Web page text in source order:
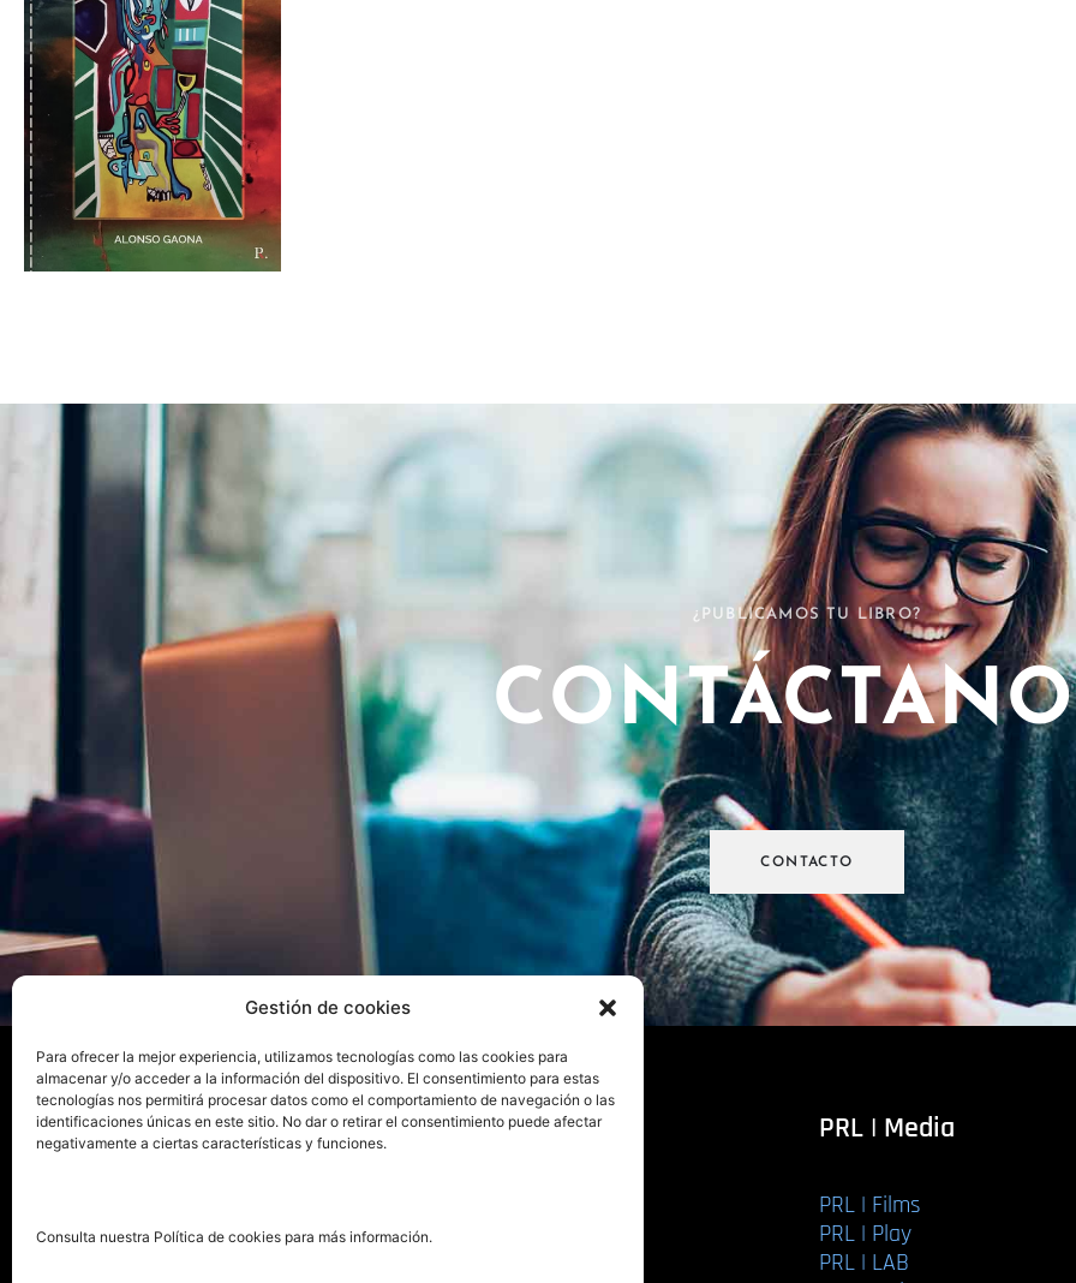
Gestión de cookies
Para ofrecer la mejor experiencia, utilizamos tecnologías como las cookies para
almacenar y/o acceder a la información del dispositivo. El consentimiento para estas
tecnologías nos permitirá procesar datos como el comportamiento de navegación o las
identificaciones únicas en este sitio. No dar o retirar el consentimiento puede afectar
negativamente a ciertas características y funciones.
Consulta nuestra Política de cookies para más información.
¿PUBLICAMOS TU LIBRO?
CONTACTO
pionero de autoedición
La editorial PRL | Media
PRL | Films
PRL | Play
PRL | LAB